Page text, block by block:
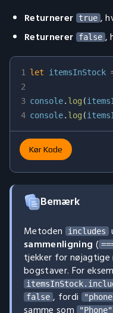
Returnerer
true ,
Returnerer
false ,
1
2
3
4
let itemsInStock
console. log (
console. log (
Kør Kode
Bemærk
Metoden includes
sammenligning (
tjekker for nøjagtige
bogstaver. For
false , fordi
"Phone"